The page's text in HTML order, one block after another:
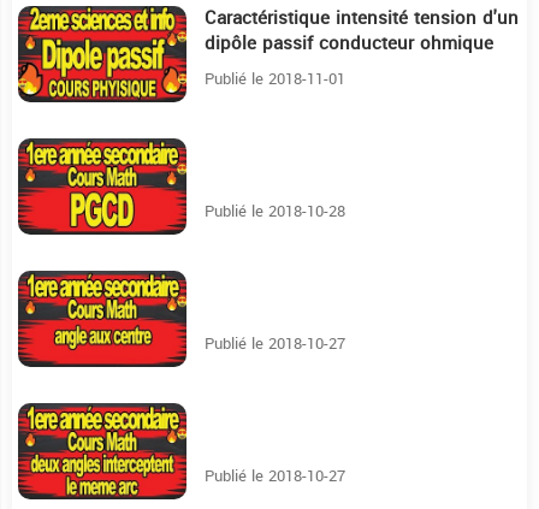
18:24 Caractéristique intensité tension d'un
dipôle passif conducteur ohmique
Publié le 2018-11-01
16:55
Publié le 2018-10-28
2:4
Publié le 2018-10-27
2:17
Publié le 2018-10-27